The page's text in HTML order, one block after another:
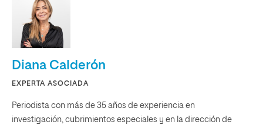
Diana Calderón
EXPERTA ASOCIADA
Periodista con más de 35 años de experiencia en
investigación, cubrimientos especiales y en la dirección de